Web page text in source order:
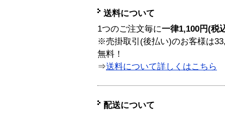
送料について
1つのご注文毎に一律1,100円(税
※売掛取引(後払い)のお客様は
無料！
⇒送料について詳しくはこちら
配送について